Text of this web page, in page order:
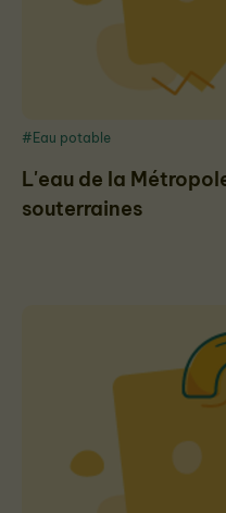
L'eau de la
souterraines
#Eau potable